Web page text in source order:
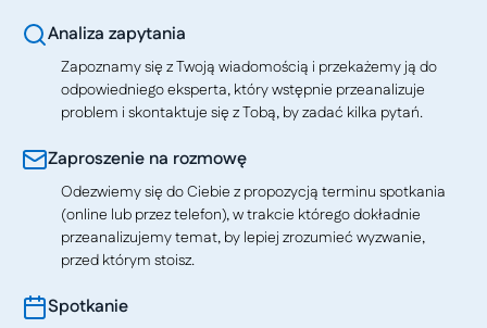
Analiza zapytania
Zapoznamy się z Twoją wiadomością i przekażemy ją do
odpowiedniego eksperta, który wstępnie przeanalizuje
problem i skontaktuje się z Tobą, by zadać kilka pytań.
Zaproszenie na rozmowę
Odezwiemy się do Ciebie z propozycją terminu spotkania
(online lub przez telefon), w trakcie którego dokładnie
przeanalizujemy temat, by lepiej zrozumieć wyzwanie,
przed którym stoisz.
Spotkanie